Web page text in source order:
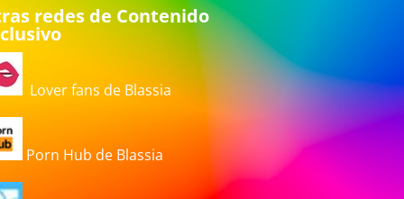
redes de Contenido
Lover fans de Blassia
Porn Hub de Blassia